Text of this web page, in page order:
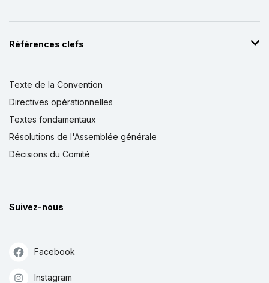
Références clefs
Texte de la Convention
Directives opérationnelles
Textes fondamentaux
Résolutions de l'Assemblée générale
Décisions du Comité
Suivez-nous
Facebook
Instagram